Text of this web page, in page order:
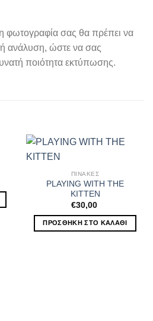
φωτογραφία σας θα πρέπει να
ανάλυση, ώστε να σας
ποιότητα εκτύπωσης.
ΠΙΝΑΚΕΣ
PLAYING WITH THE
KITTEN
€30,00
ΠΡΟΣΘΉΚΗ ΣΤΟ ΚΑΛΆΘΙ